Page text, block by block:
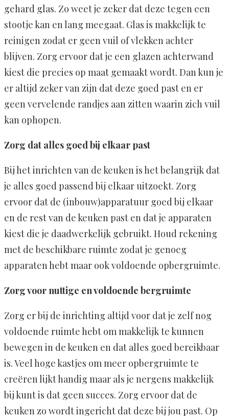
gehard glas. Zo weet je zeker dat deze tegen een
stootje kan en lang meegaat. Glas is makkelijk te
reinigen zodat er geen vuil of vlekken achter
blijven. Zorg ervoor dat je een glazen achterwand
kiest die precies op maat gemaakt wordt. Dan kun je
er altijd zeker van zijn dat deze goed past en er
geen vervelende randjes aan zitten waarin zich vuil
kan ophopen.
Zorg dat alles goed bij elkaar past
Bij het inrichten van de keuken is het belangrijk dat
je alles goed passend bij elkaar uitzoekt. Zorg
ervoor dat de (inbouw)apparatuur goed bij elkaar
en de rest van de keuken past en dat je apparaten
kiest die je daadwerkelijk gebruikt. Houd rekening
met de beschikbare ruimte zodat je genoeg
apparaten hebt maar ook voldoende opbergruimte.
Zorg voor nuttige en voldoende bergruimte
Zorg er bij de inrichting altijd voor dat je zelf nog
voldoende ruimte hebt om makkelijk te kunnen
bewegen in de keuken en dat alles goed bereikbaar
is. Veel hoge kastjes om meer opbergruimte te
creëren lijkt handig maar als je nergens makkelijk
bij kunt is dat geen succes. Zorg ervoor dat de
keuken zo wordt ingericht dat deze bij jou past. Op